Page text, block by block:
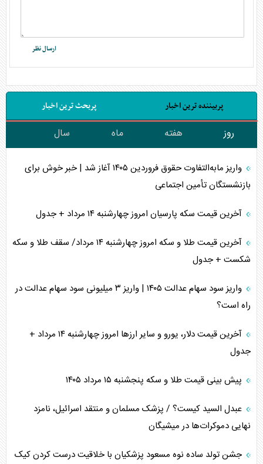
پربیننده ترین اخبار پربحث ترین اخبار
روز هفته ماه سال
واریز مابه‌التفاوت حقوق فروردین ۱۴۰۵ آغاز شد | خبر خوش برای
بازنشستگان تأمین اجتماعی
آخرین قیمت سکه پارسیان امروز چهارشنبه ۱۴ مرداد + جدول
آخرین قیمت طلا و سکه امروز چهارشنبه ۱۴ مرداد/ سقف طلا و سکه
شکست + جدول
واریز سود سهام عدالت ۱۴۰۵ | واریز ۳ میلیونی سود سهام عدالت در
راه است؟
آخرین قیمت دلار، یورو و سایر ارز‌ها امروز چهارشنبه ۱۴ مرداد +
جدول
پیش بینی قیمت طلا و سکه پنجشنبه ۱۵ مرداد ۱۴۰۵
عبدل السید کیست؟ / پزشک مسلمان و منتقد اسرائیل، نامزد
نهایی دموکرات‌ها در میشیگان
جشن تولد ساده نوه مسعود پزشکیان با خلاقیت درست کردن کیک